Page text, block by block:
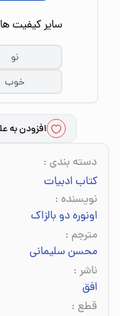
سایر کیفیت
نو
خوب
افزودن به
دسته بندی :
کتاب ادبیات
نویسنده :
اونوره‌ دو بالزاک
مترجم :
محسن سلیمانی
ناشر :
افق
قطع :